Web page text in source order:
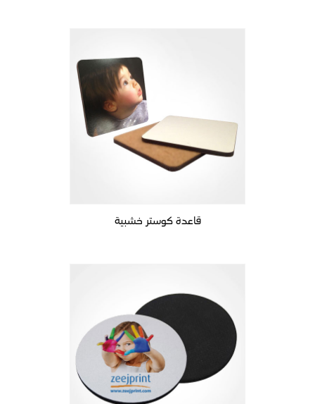
قاعدة كوستر خشبية